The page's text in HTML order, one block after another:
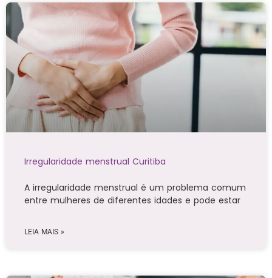
Irregularidade menstrual Curitiba
A irregularidade menstrual é um problema comum
entre mulheres de diferentes idades e pode estar
LEIA MAIS »